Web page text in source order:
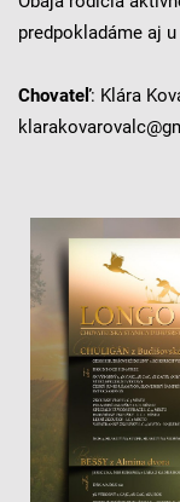
predpokladáme aj
Chovateľ: Klára